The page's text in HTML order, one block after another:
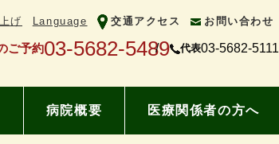
げ Language 交通アクセス お問い合わせ
ご予約03-5682-5489 代表03-5682-5111
病院概要 医療関係者の方へ